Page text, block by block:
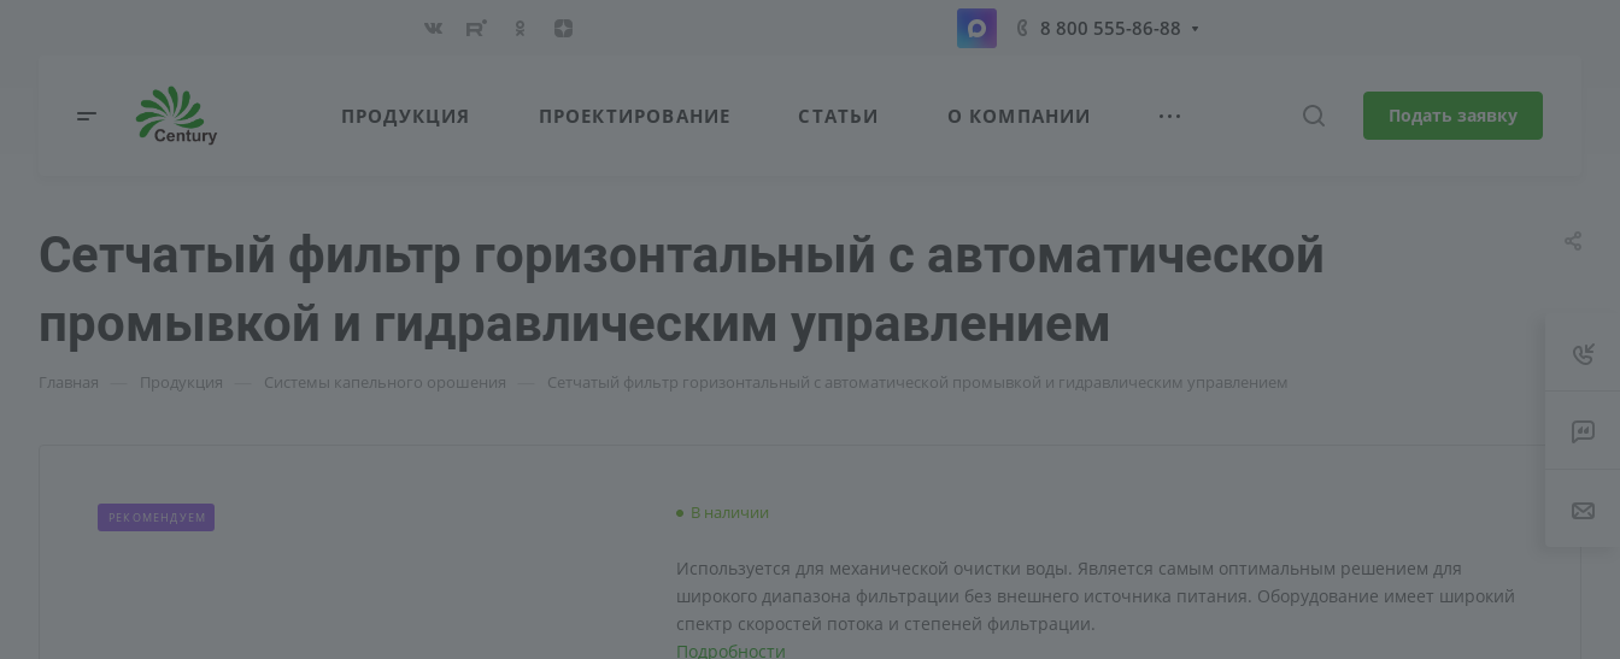
8 800 555-86-88
ПРОДУКЦИЯ ПРОЕКТИРОВАНИЕ СТАТЬИ О КОМПАНИИ Подать заявку
Сетчатый фильтр горизонтальный с автоматической
промывкой и гидравлическим управлением
Главная Продукция Системы капельного орошения Сетчатый фильтр горизонтальный с автоматической промывкой и гидравлическим управлением
РЕКОМЕНДУЕМ В наличии
Используется для механической очистки воды. Является самым оптимальным решением для
широкого диапазона фильтрации без внешнего источника питания. Оборудование имеет широкий
спектр скоростей потока и степеней фильтрации.
Подробности